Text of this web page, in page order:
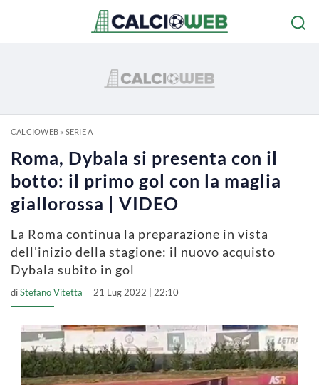
CALCIOWEB» SERIE A
Roma, Dybala si presenta con il
botto: il primo gol con la maglia
giallorossa | VIDEO
La Roma continua la preparazione in vista
dell'inizio della stagione: il nuovo acquisto
Dybala subito in gol
diStefano Vitetta 21 Lug 2022 | 22:10